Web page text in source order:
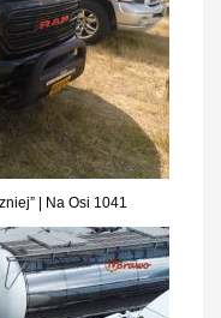
| Na Osi 1041